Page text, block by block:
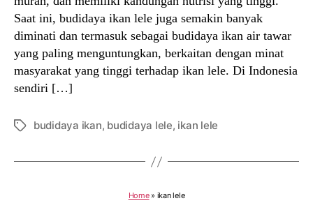
Saat ini, budidaya ikan lele juga semakin banyak
diminati dan termasuk sebagai budidaya ikan air tawar
yang paling menguntungkan, berkaitan dengan minat
masyarakat yang tinggi terhadap ikan lele. Di Indonesia
sendiri […]
Tagsbudidaya ikan, budidaya lele, ikan lele
Home» ikan lele